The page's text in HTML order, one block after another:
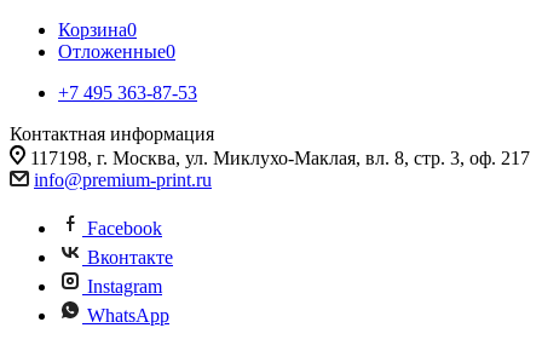
Корзина0
Отложенные0
+7 495 363-87-53
Контактная информация
117198, г. Москва, ул. Миклухо-Маклая, вл. 8, стр. 3, оф. 217
info@premium-print.ru
Facebook
Вконтакте
Instagram
WhatsApp